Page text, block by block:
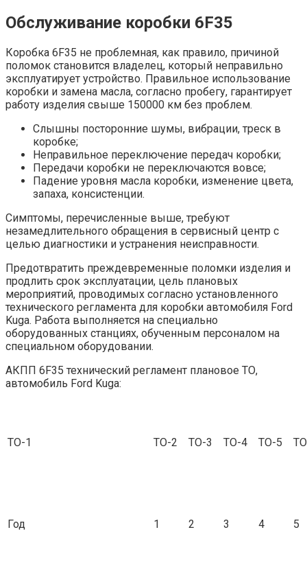
Обслуживание коробки 6F35
Коробка 6F35 не проблемная, как правило, причиной
поломок становится владелец, который неправильно
эксплуатирует устройство. Правильное использование
коробки и замена масла, согласно пробегу, гарантирует
работу изделия свыше 150000 км без проблем.
Слышны посторонние шумы, вибрации, треск в
коробке;
Неправильное переключение передач коробки;
Передачи коробки не переключаются вовсе;
Падение уровня масла коробки, изменение цвета,
запаха, консистенции.
Симптомы, перечисленные выше, требуют
незамедлительного обращения в сервисный центр с
целью диагностики и устранения неисправности.
Предотвратить преждевременные поломки изделия и
продлить срок эксплуатации, цель плановых
мероприятий, проводимых согласно установленного
технического регламента для коробки автомобиля Ford
Kuga. Работа выполняется на специально
оборудованных станциях, обученным персоналом на
специальном оборудовании.
АКПП 6F35 технический регламент плановое ТО,
автомобиль Ford Kuga:
ТО-1 ТО-2 ТО-3 ТО-4 ТО-5
Год 1 2 3 4 5